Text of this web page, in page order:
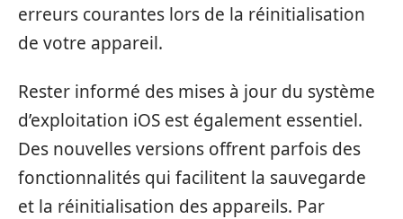
erreurs courantes lors de la réinitialisation
de votre appareil.
Rester informé des mises à jour du système
d’exploitation iOS est également essentiel.
Des nouvelles versions offrent parfois des
fonctionnalités qui facilitent la sauvegarde
et la réinitialisation des appareils. Par